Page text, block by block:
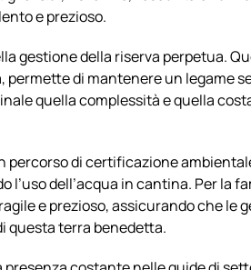
e prezioso.
gestione della riserva perpetua.
di mantenere un legame
quella complessità e quella
percorso di certificazione
l’uso dell’acqua in cantina. Per la
e prezioso, assicurando che le
questa terra benedetta.